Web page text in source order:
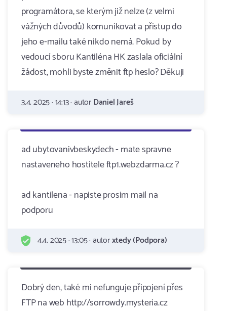
programátora, se kterým již nelze (z velmi
vážných důvodů) komunikovat a přístup do
jeho e-mailu také nikdo nemá. Pokud by
vedoucí sboru Kantiléna HK zaslala oficiální
žádost, mohli byste změnit ftp heslo? Děkuji
3.4. 2025 · 14:13 · autorDaniel Jareš
ad ubytovanivbeskydech - mate spravne
nastaveneho hostitele ftp1.webzdarma.cz ?
ad kantilena - napiste prosim mail na
podporu
4.4. 2025 · 13:05 · autorxtedy (Podpora)
Dobrý den, také mi nefunguje připojení přes
FTP na web http://sorrowdy.mysteria.cz